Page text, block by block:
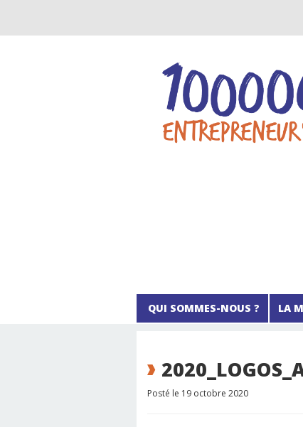
QUI SOMMES-NOUS ? LA
Posté le 19 octobre 2020